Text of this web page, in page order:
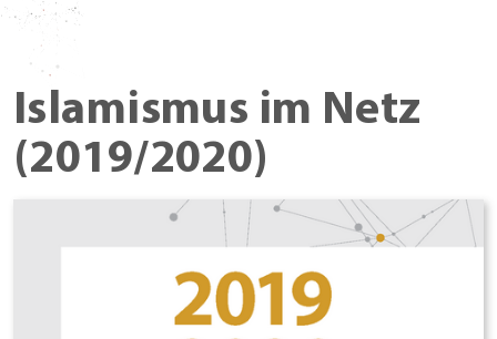
Islamismus im Netz
(2019/2020)